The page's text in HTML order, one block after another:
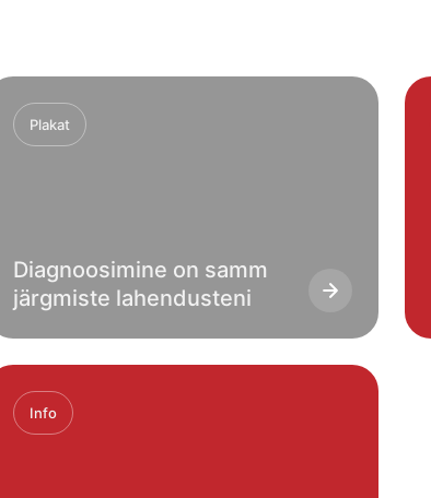
Plakat
Diagnoosimine on samm
järgmiste lahendusteni
Info